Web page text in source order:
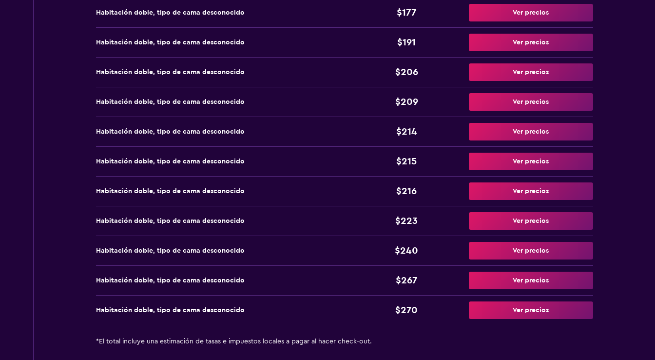
Habitación doble, tipo de cama desconocido $177 Ver precios
Habitación doble, tipo de cama desconocido $191 Ver precios
Habitación doble, tipo de cama desconocido $206 Ver precios
Habitación doble, tipo de cama desconocido $209 Ver precios
Habitación doble, tipo de cama desconocido $214 Ver precios
Habitación doble, tipo de cama desconocido $215 Ver precios
Habitación doble, tipo de cama desconocido $216 Ver precios
Habitación doble, tipo de cama desconocido $223 Ver precios
Habitación doble, tipo de cama desconocido $240 Ver precios
Habitación doble, tipo de cama desconocido $267 Ver precios
Habitación doble, tipo de cama desconocido $270 Ver precios
* El total incluye una estimación de tasas e impuestos locales a pagar al hacer check-out.